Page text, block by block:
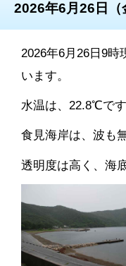
2026年6月26日（
2026年6月26日9時
います。
水温は、22.8℃です
食見海岸は、波も
透明度は高く、海